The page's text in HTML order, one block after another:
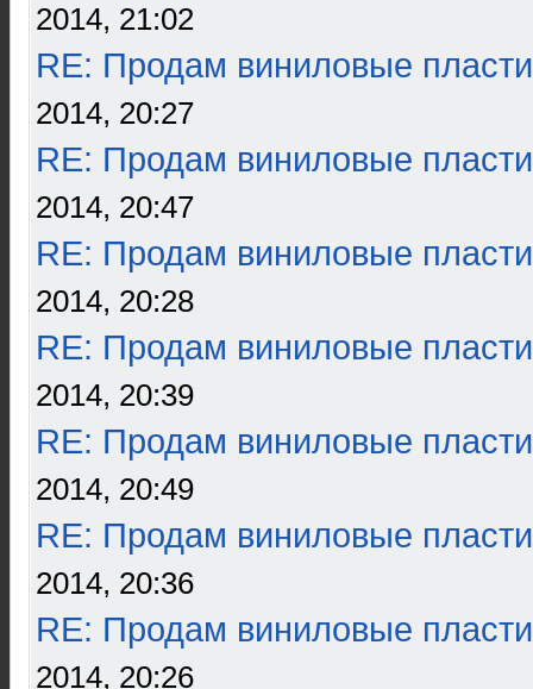
2014, 21:02
RE: Продам виниловые
2014, 20:27
RE: Продам виниловые
2014, 20:47
RE: Продам виниловые
2014, 20:28
RE: Продам виниловые
2014, 20:39
RE: Продам виниловые
2014, 20:49
RE: Продам виниловые
2014, 20:36
RE: Продам виниловые
2014, 20:26